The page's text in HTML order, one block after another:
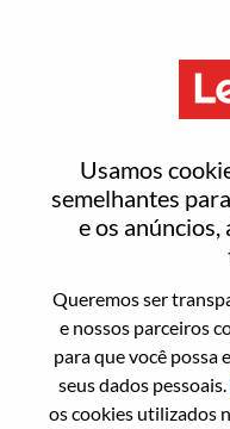
Usamos
semelhantes
e os anúncios,
Queremos ser
e nossos parceiros
para que você possa
seus dados pessoais.
os cookies utilizados
Redefinir
Tem certeza
Enter the email
account, then